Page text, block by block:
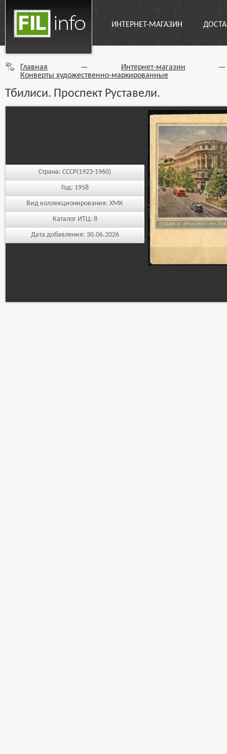
ИНТЕРНЕТ-МАГАЗИН
Главная — Интернет-магазин
Конверты художественно-маркированные
Тбилиси. Проспект Руставели.
Страна:СССР(1923-1960)
Год: 1958
Вид коллекционирования:ХМК
Каталог ИТЦ: 8
Дата добавления: 30.06.2026